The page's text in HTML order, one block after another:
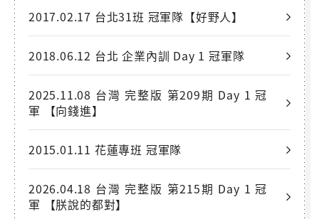
2017.02.17 台北31班 冠軍隊【好野人】
2018.06.12 台北 企業內訓 Day 1 冠軍隊
2025.11.08 台灣 完整版 第209期 Day 1 冠
軍 【向錢進】
2015.01.11 花蓮專班 冠軍隊
2026.04.18 台灣 完整版 第215期 Day 1 冠
軍 【朕說的都對】